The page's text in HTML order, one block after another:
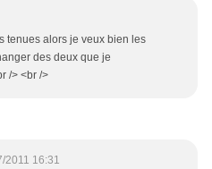
tenues alors je veux bien les
des deux que je
/> <br />
2011 16:31